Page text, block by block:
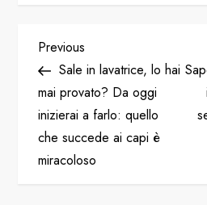
P
o
s
t
Previous
Post
Previous
Sale in lavatrice, lo hai
mai provato? Da oggi
inizierai a farlo: quello
che succede ai capi è
miracoloso